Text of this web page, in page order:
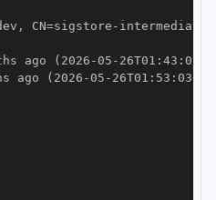
, CN=sigstore -
ago (2026 -05 - 26T01 : 43 :
ago (2026 -05 - 26T01 : 53 : 03+00